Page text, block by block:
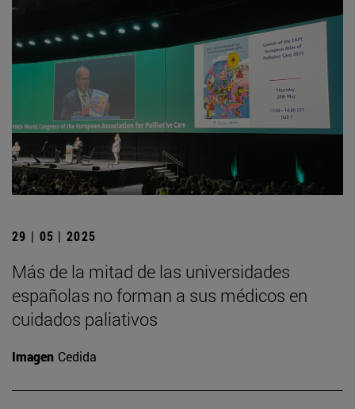
29 | 05 | 2025
Más de la mitad de las universidades
españolas no forman a sus médicos en
cuidados paliativos
Imagen Cedida